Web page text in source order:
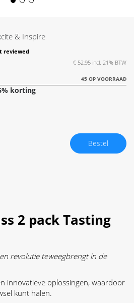
& Inspire
reviewed
€ 52,95
45 OP VOORRAAD
% korting
Bestel
2 pack Tasting
revolutie teweegbrengt in de
innovatieve oplossingen, waardoor
kunt halen.